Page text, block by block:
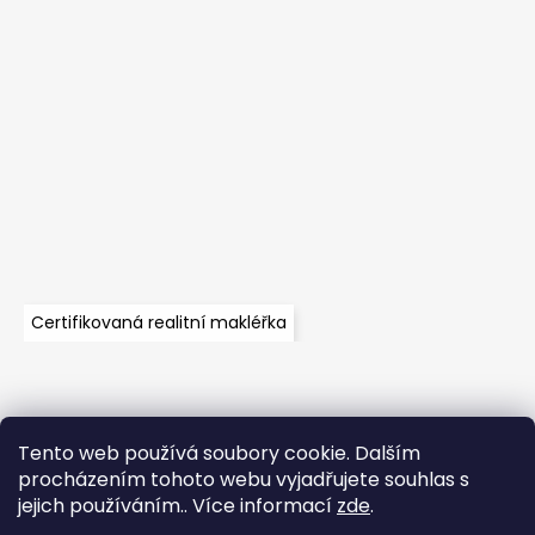
Tento web používá soubory cookie. Dalším
procházením tohoto webu vyjadřujete souhlas s
jejich používáním.. Více informací zde.
Certifikovaná realitní makléřka
Velkoobchod Časté dotazy Obchodní podmínky
Kontakt Vzorník mechů
Mechové stěny a zakázková výroba